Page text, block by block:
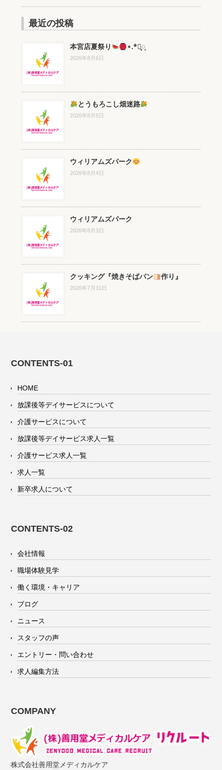
最近の投稿
本宮店夏祭り ⋆.*⃝̥◌̥
2026年8月6日
とうもろこし畑迷路
2026年8月5日
ウィリアムズパーク
2026年8月4日
ウィリアムズパーク
2026年8月3日
クッキング『焼きそばパン 作り』
2026年7月31日
CONTENTS-01
HOME
放課後等デイサービスについて
介護サービスについて
放課後等デイサービス求人一覧
介護サービス求人一覧
求人一覧
新卒求人について
CONTENTS-02
会社情報
職場体験見学
働く環境・キャリア
ブログ
ニュース
スタッフの声
エントリー・問い合わせ
求人編集方法
COMPANY
株式会社善用堂メディカルケア